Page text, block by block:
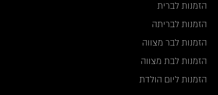
הזמנות לברית
הזמנות לבריתה
הזמנות לבר מצווה
הזמנות לבת מצווה
הזמנות ליום הולדת